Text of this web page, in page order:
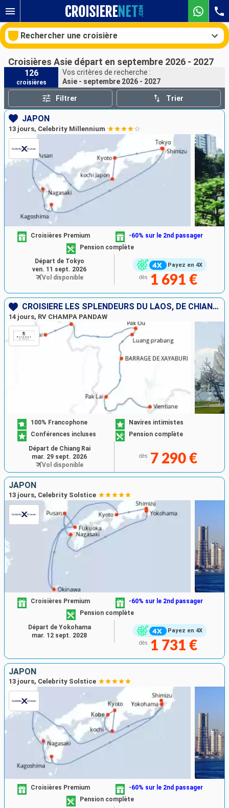
Rechercher une croisière
Nos destinations
Mois de départ
Ports Compagnies
Rechercher
Croisières Asie départ en septembre 2026 - 2027
126
croisières
Vos critères de recherche :
Asie - septembre 2026 - 2027
Filtrer Trier
JAPON
13 jours, Celebrity Millennium
Payez en 4X
Croisières Premium
-60% sur le 2nd passager
Pension complète
dès 1 691 €
Départ de Tokyo
ven. 11 sept. 2026
Vol disponible
CROISIÈRE LES SPLENDEURS DU LAOS, DE CHIANG RAI À VIENTIANE
14 jours, RV CHAMPA PANDAW
100% Francophone
Navires intimistes
Conférences incluses
Pension complète
dès 7 290 €
Départ de Chiang Rai
mar. 29 sept. 2026
Vol disponible
JAPON
13 jours, Celebrity Solstice
Payez en 4X
Croisières Premium
-60% sur le 2nd passager
Pension complète
dès 1 731 €
Départ de Yokohama
mar. 12 sept. 2028
JAPON
13 jours, Celebrity Solstice
Croisières Premium
-60% sur le 2nd passager
Pension complète